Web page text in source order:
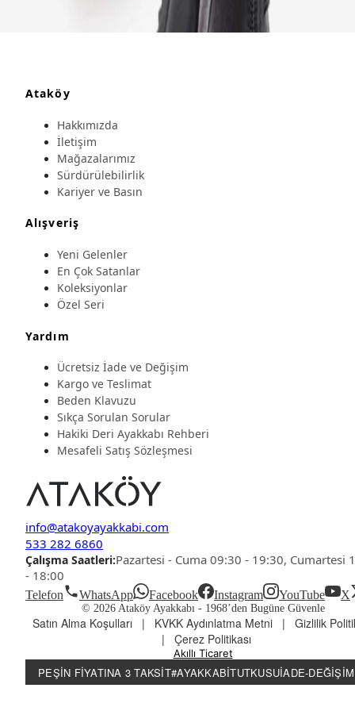
Ataköy
Hakkımızda
İletişim
Mağazalarımız
Sürdürülebilirlik
Kariyer ve Basın
Alışveriş
Yeni Gelenler
En Çok Satanlar
Koleksiyonlar
Özel Seri
Yardım
Ücretsiz İade ve Değişim
Kargo ve Teslimat
Beden Klavuzu
Sıkça Sorulan Sorular
Hakiki Deri Ayakkabı Rehberi
Mesafeli Satış Sözleşmesi
info@atakoyayakkabi.com
533 282 6860
Çalışma Saatleri:Pazartesi - Cuma 09:30 - 19:30, Cumartesi
- 18:00
Telefon WhatsApp Facebook Instagram YouTube X
© 2026 Ataköy Ayakkabı - 1968’den Bugüne Güvenle
Satın Alma Koşulları | KVKK Aydınlatma Metni |
Gizlilik
|
Çerez Politikası
Akıllı Ticaret
PEŞIN FIYATINA 3 TAKSIT#AYAKKABITUTKUSUİADE-DEĞIŞIM